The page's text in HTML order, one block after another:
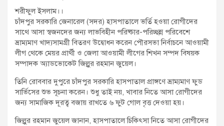
t
:
শরীফুল ইসলাম।।
চাঁদপুর সরকারি জেনারেল (সদর) হাসপাতালে ভর্তি হওয়া রোগীদের
সাথে আসা স্বজনদের জন্য লাভবিহীন পরিষ্কার-পরিচ্ছন্ন পরিবেশে
ভ্রাম্যমাণ খাদ্যসামগ্রী বিতরণ উদ্বোধন করেন পৌরসভা নির্বাচনে আওয়ামী
লীগ থেকে মেয়র প্রার্থী ও জেলা আওয়ামী লীগের শিখন সম্পদ বিষয়ক
সম্পাদক অ্যাডভোকেট জিল্লুর রহমান জুয়েল।
তিনি রোববার দুপুরে চাঁদপুর সরকারি হাসপাতাল প্রাঙ্গণে ভ্রাম্যমাণ ফুড
সার্ভিসের শুভ সূচনা করেন। শুধু তাই নয়, খাবার নিতে আসা রোগীদের
জন্য সামাজিক দূরত্ব বজায় রাখতে ৬ ফুট গোল বৃত্ত দেওয়া হয়।
জিল্লুর রহমান জুয়েল জানান, হাসপাতালে চিকিৎসা নিতে আসা রোগীদের